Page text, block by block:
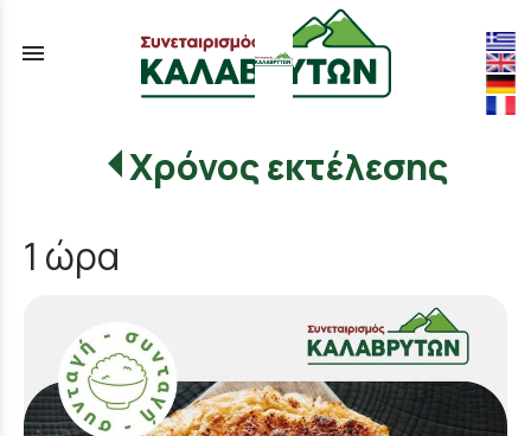
menu
Χρόνος εκτέλεσης
1 ώρα